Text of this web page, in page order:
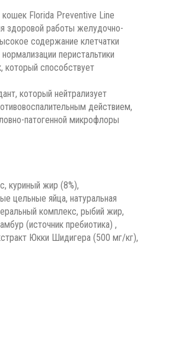
Florida Preventive Line
здоровой работы желудочно-
содержание клетчатки
перистальтики
который способствует
который нейтрализует
действием,
патогенной микрофлоры
куриный жир (8%),
цельные яйца, натуральная
комплекс, рыбий жир,
(источник пребиотика) ,
Юкки Шидигера (500 мг/кг),